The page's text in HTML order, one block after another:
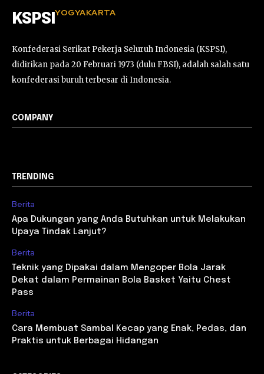
KSPSI YOGYAKARTA
Konfederasi Serikat Pekerja Seluruh Indonesia (KSPSI),
didirikan pada 20 Februari 1973 (dulu FBSI), adalah salah satu
konfederasi buruh terbesar di Indonesia.
COMPANY
TRENDING
Berita
Apa Dukungan yang Anda Butuhkan untuk Melakukan
Upaya Tindak Lanjut?
Berita
Teknik yang Dipakai dalam Mengoper Bola Jarak
Dekat dalam Permainan Bola Basket Yaitu Chest
Pass
Berita
Cara Membuat Sambal Kecap yang Enak, Pedas, dan
Praktis untuk Berbagai Hidangan